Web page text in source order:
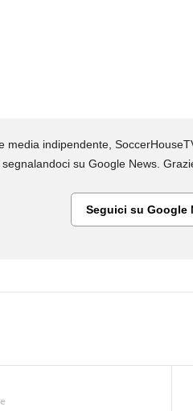
media indipendente,
su Google News.
Seguici su Google